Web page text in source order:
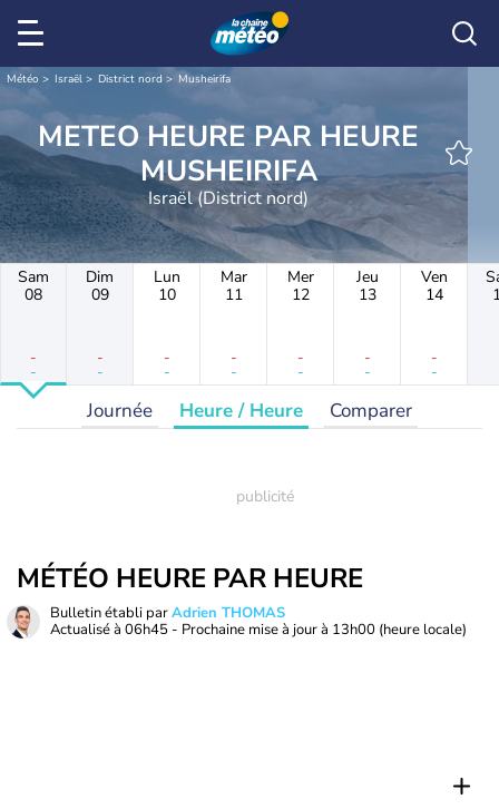
Météo Israël District nord Musheirifa
METEO HEURE PAR HEURE
MUSHEIRIFA
Israël (District nord)
Sam
08
-
-
Dim
09
-
-
Lun
10
-
-
Mar
11
-
-
Mer
12
-
-
Jeu
13
-
-
Ven
14
-
-
Journée Heure / Heure Comparer
MÉTÉO HEURE PAR HEURE
Bulletin établi parAdrien THOMAS
Actualisé à 06h45 - Prochaine mise à jour à 13h00 (heure locale)